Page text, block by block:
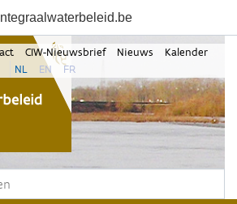
CIW-Nieuwsbrief Nieuws
Kalender
NL EN FR